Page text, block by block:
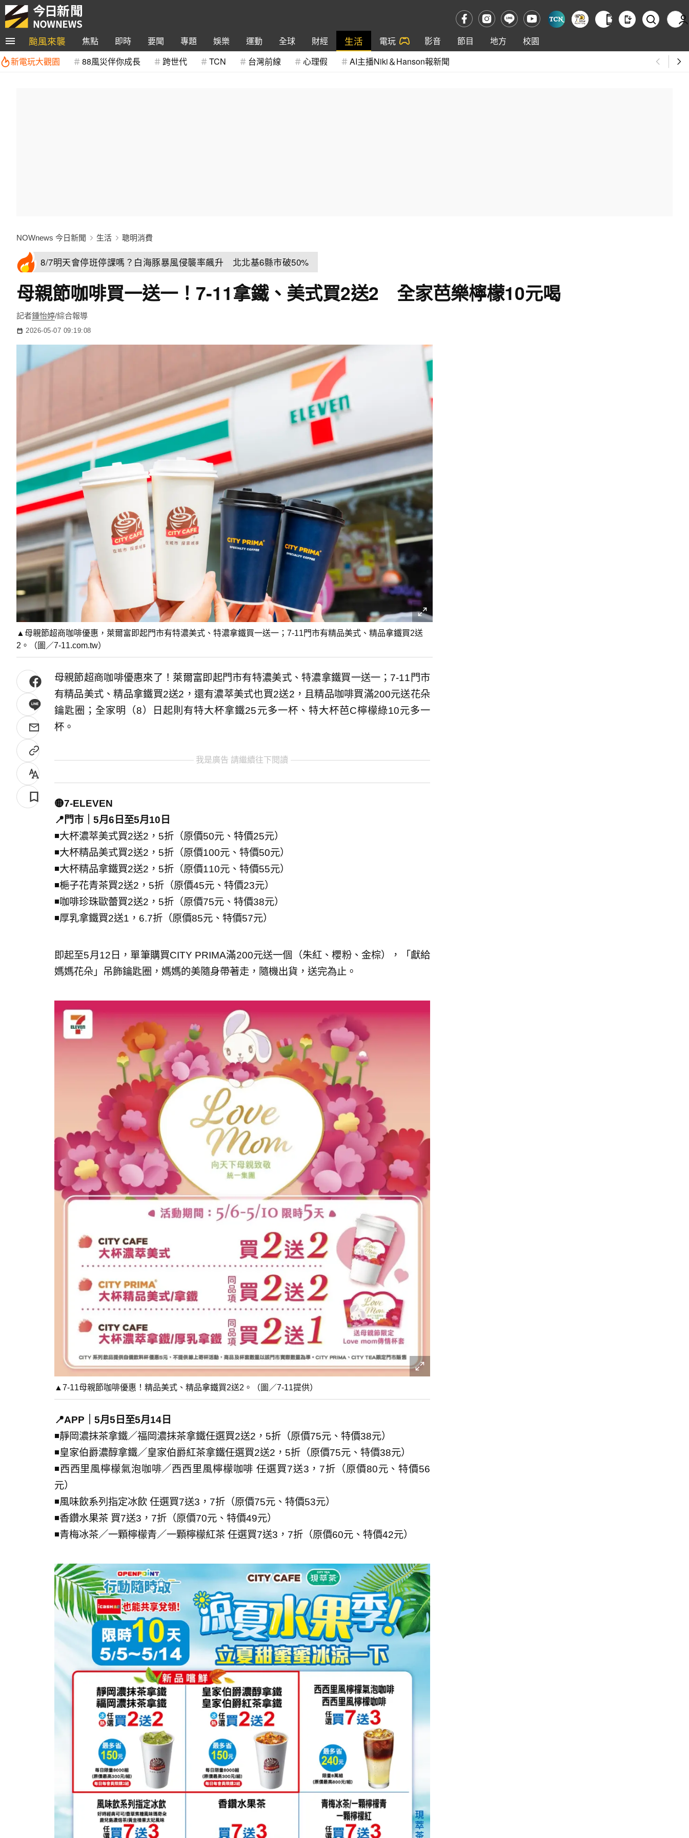
颱風來襲 焦點 即時 要聞 專題 娛樂 運動 全球 財經 生活 電玩 影音 節目 地方
校園
新電玩大觀園
88風災伴你成長 跨世代 TCN 台灣前線 心理假 AI主播Niki＆Hanson報新聞
NOWnews 今日新聞 生活 聰明消費
8/7明天會停班停課嗎？白海豚暴風侵襲率飆升 北北基6縣市破50%
母親節咖啡買一送一！7-11拿鐵、美式買2送2 全家芭樂檸檬10元喝
記者鍾怡婷/綜合報導
2026-05-07 09:19:08
▲母親節超商咖啡優惠，萊爾富即起門市有特濃美式、特濃拿鐵買一送一；7-11門市有精品美式、精品拿鐵買2送
2。（圖／7-11.com.tw）
母親節超商咖啡優惠來了！萊爾富即起門市有特濃美式、特濃拿鐵買一送一；7-11門市
有精品美式、精品拿鐵買2送2，還有濃萃美式也買2送2，且精品咖啡買滿200元送花朵
鑰匙圈；全家明（8）日起則有特大杯拿鐵25元多一杯、特大杯芭C檸檬綠10元多一
杯。
我是廣告 請繼續往下閱讀
🟡7-ELEVEN
📍門市｜5月6日至5月10日
◾大杯濃萃美式買2送2，5折（原價50元、特價25元）
◾大杯精品美式買2送2，5折（原價100元、特價50元）
◾大杯精品拿鐵買2送2，5折（原價110元、特價55元）
◾梔子花青茶買2送2，5折（原價45元、特價23元）
◾咖啡珍珠歐蕾買2送2，5折（原價75元、特價38元）
◾厚乳拿鐵買2送1，6.7折（原價85元、特價57元）
即起至5月12日，單筆購買CITY PRIMA滿200元送一個（朱紅、櫻粉、金棕），「獻給
媽媽花朵」吊飾鑰匙圈，媽媽的美隨身帶著走，隨機出貨，送完為止。
▲7-11母親節咖啡優惠！精品美式、精品拿鐵買2送2。（圖／7-11提供）
📍APP｜5月5日至5月14日
◾靜岡濃抹茶拿鐵／福岡濃抹茶拿鐵任選買2送2，5折（原價75元、特價38元）
◾皇家伯爵濃醇拿鐵／皇家伯爵紅茶拿鐵任選買2送2，5折（原價75元、特價38元）
◾西西里風檸檬氣泡咖啡／西西里風檸檬咖啡 任選買7送3，7折（原價80元、特價56
元）
◾風味飲系列指定冰飲 任選買7送3，7折（原價75元、特價53元）
◾香鑽水果茶 買7送3，7折（原價70元、特價49元）
◾青梅冰茶／一顆檸檬青／一顆檸檬紅茶 任選買7送3，7折（原價60元、特價42元）